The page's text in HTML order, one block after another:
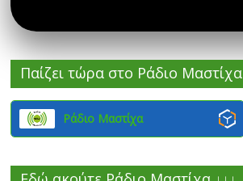
Παίζει τώρα στο Ράδιο Μαστίχα
Ράδιο Μαστίχα